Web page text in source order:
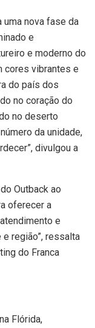
nova fase da
e
e moderno do
cores vibrantes e
do país dos
no coração do
no deserto
da unidade,
divulgou a
Outback ao
oferecer a
e
região”, ressalta
do Franca
Flórida,